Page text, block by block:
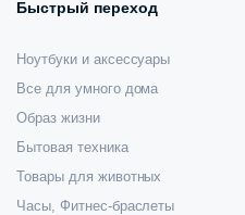
Быстрый переход
Ноутбуки и аксессуары
Все для умного дома
Образ жизни
Бытовая техника
Товары для животных
Часы, Фитнес-браслеты